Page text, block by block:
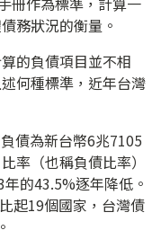
務狀況的衡量。
的負債項目並不相
何種標準，近年台灣
債為新台幣6兆7105
率（也稱負債比率）
的43.5%逐年降低。
起19個國家，台灣債